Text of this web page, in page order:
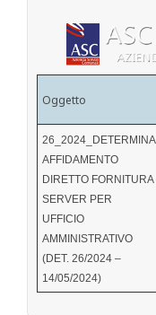
Oggetto
26_2024_DETERMINA
AFFIDAMENTO
DIRETTO FORNITURA
SERVER PER
UFFICIO
AMMINISTRATIVO
(DET. 26/2024 –
14/05/2024)